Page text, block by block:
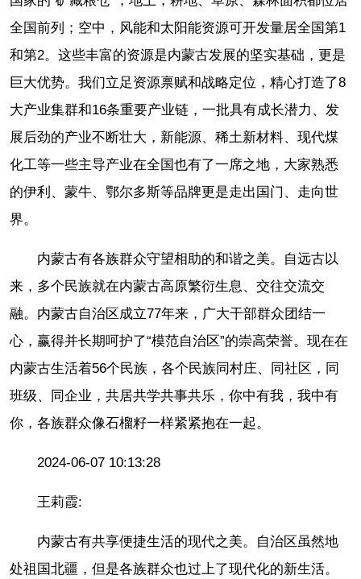
全国前列；空中，风能和太阳能资源可开发量居全国第1
和第2。这些丰富的资源是内蒙古发展的坚实基础，更是
巨大优势。我们立足资源禀赋和战略定位，精心打造了8
大产业集群和16条重要产业链，一批具有成长潜力、发
展后劲的产业不断壮大，新能源、稀土新材料、现代煤
化工等一些主导产业在全国也有了一席之地，大家熟悉
的伊利、蒙牛、鄂尔多斯等品牌更是走出国门、走向世
界。
内蒙古有各族群众守望相助的和谐之美。自远古以
来，多个民族就在内蒙古高原繁衍生息、交往交流交
融。内蒙古自治区成立77年来，广大干部群众团结一
心，赢得并长期呵护了“模范自治区”的崇高荣誉。现在在
内蒙古生活着56个民族，各个民族同村庄、同社区，同
班级、同企业，共居共学共事共乐，你中有我，我中有
你，各族群众像石榴籽一样紧紧抱在一起。
2024-06-07 10:13:28
王莉霞:
内蒙古有共享便捷生活的现代之美。自治区虽然地
处祖国北疆，但是各族群众也过上了现代化的新生活。